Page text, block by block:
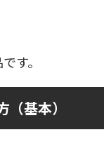
す。
基本）